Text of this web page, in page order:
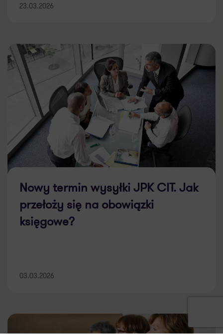
23.03.2026
Nowy termin wysyłki JPK CIT. Jak
przełoży się na obowiązki
księgowe?
03.03.2026